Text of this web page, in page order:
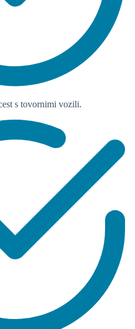
s tovornimi vozili.